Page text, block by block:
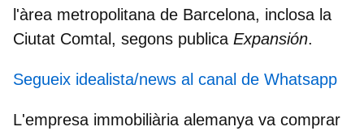
l'àrea metropolitana de Barcelona, inclosa la
Ciutat Comtal, segons publica Expansión.
Segueix idealista/news al canal de Whatsapp
L'empresa immobiliària alemanya va comprar